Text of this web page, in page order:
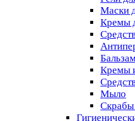
Маски
Кремы
Кремы
Мыло
Скрабы